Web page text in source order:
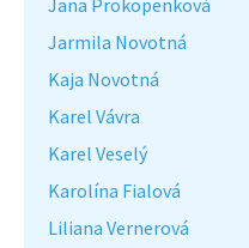
Jana Prokopenková
Jarmila Novotná
Kaja Novotná
Karel Vávra
Karel Veselý
Karolína Fialová
Liliana Vernerová